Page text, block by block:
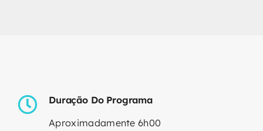
Duração Do Programa
Aproximadamente 6h00